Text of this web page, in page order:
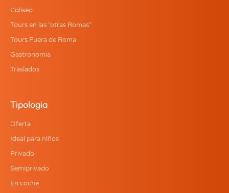
Coliseo
Tours en las “otras Romas”
Tours Fuera de Roma
Gastronomía
Traslados
Tipologia
Oferta
Ideal para niños
Privado
Semiprivado
En coche